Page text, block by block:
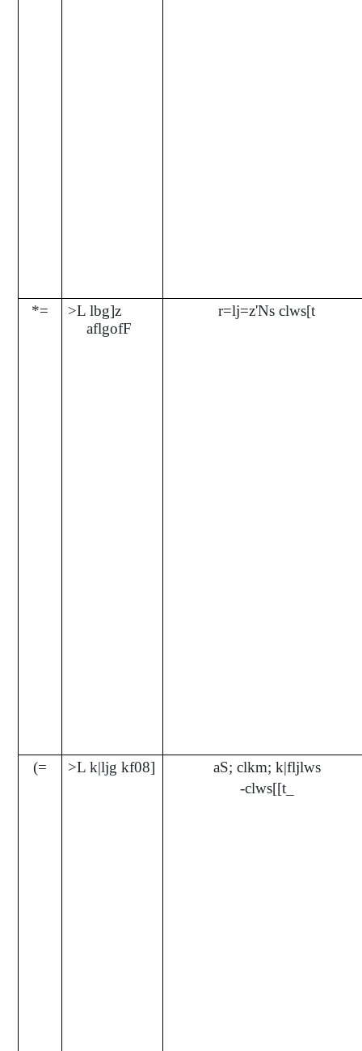
*=
>L lbg]z
aflgofF
r=lj=z'Ns clws[t
(= >L k|ljg kf08]
aS; clkm; k|fljlws
-clws[[t_